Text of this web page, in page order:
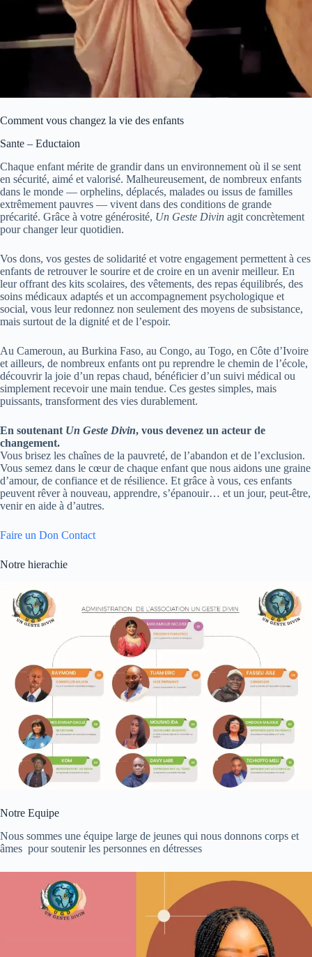
Comment vous changez la vie des enfants
Sante – Eductaion
Chaque enfant mérite de grandir dans un environnement où il se sent
en sécurité, aimé et valorisé. Malheureusement, de nombreux enfants
dans le monde — orphelins, déplacés, malades ou issus de familles
extrêmement pauvres — vivent dans des conditions de grande
précarité. Grâce à votre générosité, Un Geste Divin agit concrètement
pour changer leur quotidien.
Vos dons, vos gestes de solidarité et votre engagement permettent à ces
enfants de retrouver le sourire et de croire en un avenir meilleur. En
leur offrant des kits scolaires, des vêtements, des repas équilibrés, des
soins médicaux adaptés et un accompagnement psychologique et
social, vous leur redonnez non seulement des moyens de subsistance,
mais surtout de la dignité et de l’espoir.
Au Cameroun, au Burkina Faso, au Congo, au Togo, en Côte d’Ivoire
et ailleurs, de nombreux enfants ont pu reprendre le chemin de l’école,
découvrir la joie d’un repas chaud, bénéficier d’un suivi médical ou
simplement recevoir une main tendue. Ces gestes simples, mais
puissants, transforment des vies durablement.
En soutenant Un Geste Divin, vous devenez un acteur de
changement.
Vous brisez les chaînes de la pauvreté, de l’abandon et de l’exclusion.
Vous semez dans le cœur de chaque enfant que nous aidons une graine
d’amour, de confiance et de résilience. Et grâce à vous, ces enfants
peuvent rêver à nouveau, apprendre, s’épanouir… et un jour, peut-être,
venir en aide à d’autres.
Faire un Don Contact
Notre hierachie
Notre Equipe
Nous sommes une équipe large de jeunes qui nous donnons corps et
âmes pour soutenir les personnes en détresses